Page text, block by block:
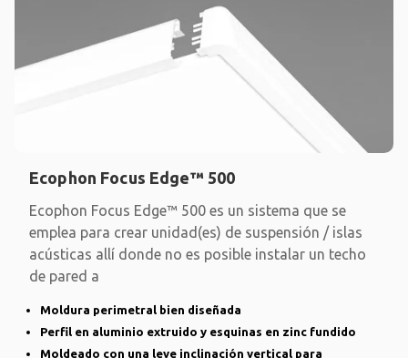
Ecophon Focus Edge™ 500
Ecophon Focus Edge™ 500 es un sistema que se
emplea para crear unidad(es) de suspensión / islas
acústicas allí donde no es posible instalar un techo
de pared a
Moldura perimetral bien diseñada
Perfil en aluminio extruido y esquinas en zinc fundido
Moldeado con una leve inclinación vertical para